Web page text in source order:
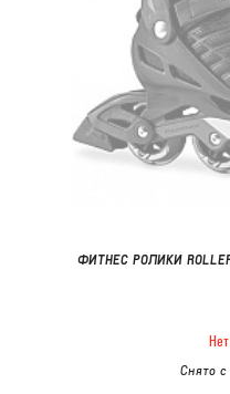
ФИТНЕС РОЛИКИ
Снято с